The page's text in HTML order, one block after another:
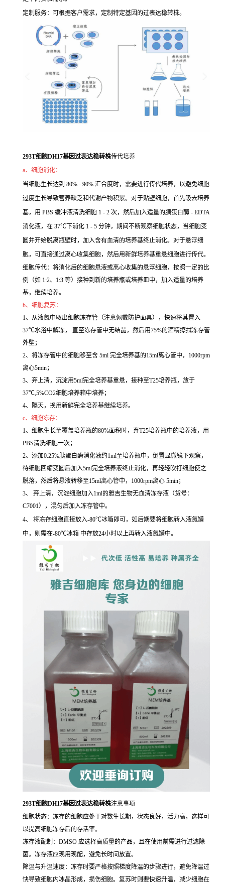
定制服务：可根据客户需求，定制特定基因的过表达稳转株。
293T细胞DH17基因过表达稳转株传代培养
a、细胞消化：
当细胞生长达到 80% - 90% 汇合度时，需要进行传代培养，以避免细胞
过度生长导致营养缺乏和代谢产物积累。对于贴壁细胞，首先吸去培养
基，用 PBS 缓冲液清洗细胞 1 - 2 次，然后加入适量的胰蛋白酶 - EDTA
消化液，在 37℃下消化 1 - 5 分钟，期间不断观察细胞状态，当细胞变
圆并开始脱离瓶壁时，加入含有血清的培养基终止消化。对于悬浮细
胞，可直接通过离心收集细胞，然后用新鲜培养基重悬细胞进行传代。
细胞传代：将消化后的细胞悬液或离心收集的悬浮细胞，按照一定的比
例（如 1:2、1:3 等）接种到新的培养瓶或培养皿中，加入适量的培养
基，继续培养。
b、细胞复苏：
1、从液氮中取出细胞冻存管（注意佩戴防护面具），快速将其置入
37℃水浴中解冻， 直至冻存管中无结晶，然后用75%的酒精擦拭冻存管
外壁；
2、将冻存管中的细胞移至含 5ml 完全培养基的15ml离心管中，1000rpm
离心5min；
3、弃上清，沉淀用5ml完全培养基重悬，接种至T25培养瓶，放于
37℃,5%CO2细胞培养箱中培养；
4、隔天，换用新鲜完全培养基继续培养。
c、细胞冻存：
1、细胞生长至覆盖培养瓶的80%面积时，弃T25培养瓶中的培养液，用
PBS清洗细胞一次；
2、添加0.25%胰蛋白酶消化液约1ml至培养瓶中，倒置显微镜下观察，
待细胞回缩变圆后加入5ml完全培养液终止消化，再轻轻吹打细胞使之
脱落，然后将悬液转移至15ml离心管中，1000rpm离心 5min；
3、 弃上清，沉淀细胞加入1ml的雅吉生物无血清冻存液（货号：
C7001），混匀后加入冻存管中。
4、 将冻存细胞直接放入-80℃冰箱即可，如后期要将细胞转入液氮罐
中，则需在-80℃冰箱 中存放24小时以上再转入液氮罐中。
293T细胞DH17基因过表达稳转株注意事项
细胞状态：冻存的细胞应处于对数生长期，状态良好，活力高，这样可
以提高细胞冻存后的存活率。
冻存液配制：DMSO 应选择高质量的产品，且在使用前需进行过滤除
菌。冻存液应现用现配，避免长时间放置。
降温与升温速度：冻存时要严格按照梯度降温的步骤进行，避免降温过
快导致细胞内冰晶形成，损伤细胞。复苏时则要快速升温，减少细胞在